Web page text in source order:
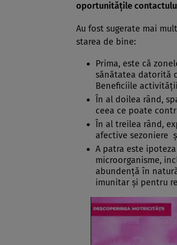
oportunitățile
Au fost sugerate mai
starea de bine:
Prima, este că
sănătatea datorită
Beneficiile
În al doilea rând,
ceea ce poate
În al treilea rând,
afective sezoniere
A patra este
microorganisme,
abundență în
imunitar și pentru